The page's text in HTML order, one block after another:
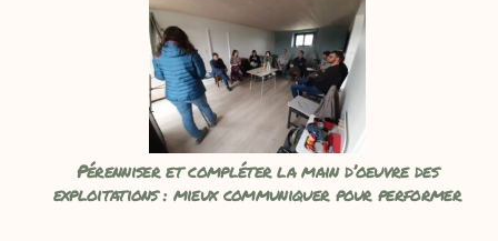
Pérenniser et compléter la main d’oeuvre des
exploitations : mieux communiquer pour performer